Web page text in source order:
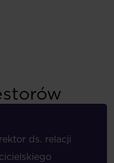
ds. relacji